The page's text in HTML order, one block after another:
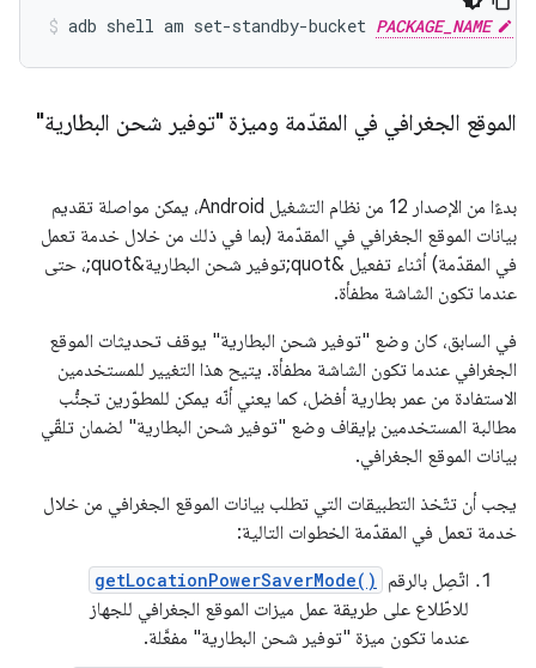
adb shell am set-standby-bucket PACKAGE_NAME
الموقع الجغرافي في المقدّمة وميزة "توفير شحن البطارية"
بدءًا من الإصدار 12 من نظام التشغيل Android، يمكن مواصلة تقديم
بيانات الموقع الجغرافي في المقدّمة (بما في ذلك من خلال خدمة تعمل
في المقدّمة) أثناء تفعيل &quot;توفير شحن البطارية&quot;، حتى
عندما تكون الشاشة مطفأة.
في السابق، كان وضع "توفير شحن البطارية" يوقف تحديثات الموقع
الجغرافي عندما تكون الشاشة مطفأة. يتيح هذا التغيير للمستخدمين
الاستفادة من عمر بطارية أفضل، كما يعني أنّه يمكن للمطوّرين تجنُّب
مطالبة المستخدمين بإيقاف وضع "توفير شحن البطارية" لضمان تلقّي
بيانات الموقع الجغرافي.
يجب أن تتّخذ التطبيقات التي تطلب بيانات الموقع الجغرافي من خلال
خدمة تعمل في المقدّمة الخطوات التالية:
اتّصِل بالرقم
getLocationPowerSaverMode()
للاطّلاع على طريقة عمل ميزات الموقع الجغرافي للجهاز
عندما تكون ميزة "توفير شحن البطارية" مفعَّلة.